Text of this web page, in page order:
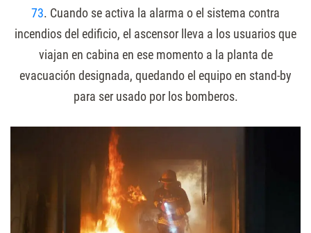
73. Cuando se activa la alarma o el sistema contra
incendios del edificio, el ascensor lleva a los usuarios que
viajan en cabina en ese momento a la planta de
evacuación designada, quedando el equipo en stand-by
para ser usado por los bomberos.